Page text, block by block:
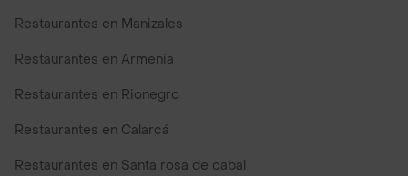
Restaurantes en Manizales
Restaurantes en Armenia
Restaurantes en Rionegro
Restaurantes en Calarcá
Restaurantes en Santa rosa de cabal